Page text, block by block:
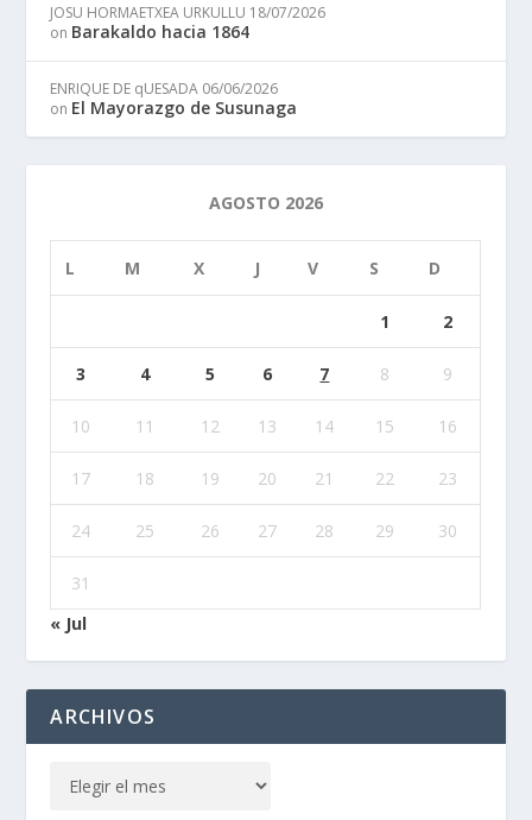
JOSU HORMAETXEA URKULLU 18/07/2026
on Barakaldo hacia 1864
ENRIQUE DE qUESADA 06/06/2026
on El Mayorazgo de Susunaga
AGOSTO 2026
L M X J V S D
1 2
3 4 5 6 7 8 9
10 11 12 13 14 15 16
17 18 19 20 21 22 23
24 25 26 27 28 29 30
31
« Jul
ARCHIVOS